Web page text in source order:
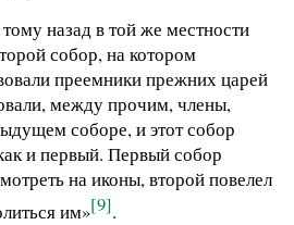
назад в той же местности
собор, на котором
преемники прежних царей
между прочим, члены,
соборе, и этот собор
и первый. Первый собор
на иконы, второй повелел
им»[9].